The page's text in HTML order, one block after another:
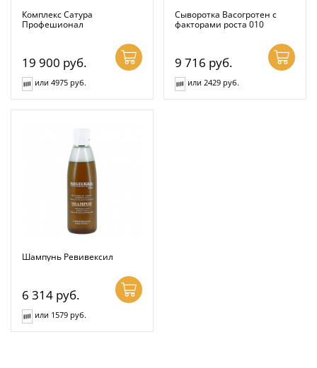
Комплекс Сатура
Профешионал
19 900 руб.
или 4975 руб.
Сыворотка Васогротен с
факторами роста 010
9 716 руб.
или 2429 руб.
Шампунь Ревивексил
6 314 руб.
или 1579 руб.